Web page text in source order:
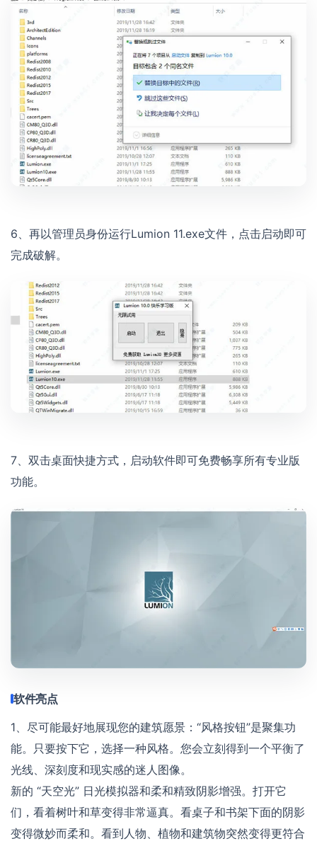
6、再以管理员身份运行Lumion 11.exe文件，点击启动即可
完成破解。
7、双击桌面快捷方式，启动软件即可免费畅享所有专业版
功能。
软件亮点
1、尽可能最好地展现您的建筑愿景：“风格按钮”是聚集功
能。只要按下它，选择一种风格。您会立刻得到一个平衡了
光线、深刻度和现实感的迷人图像。
新的 “天空光” 日光模拟器和柔和精致阴影增强。打开它
们，看着树叶和草变得非常逼真。看桌子和书架下面的阴影
变得微妙而柔和。看到人物、植物和建筑物突然变得更符合